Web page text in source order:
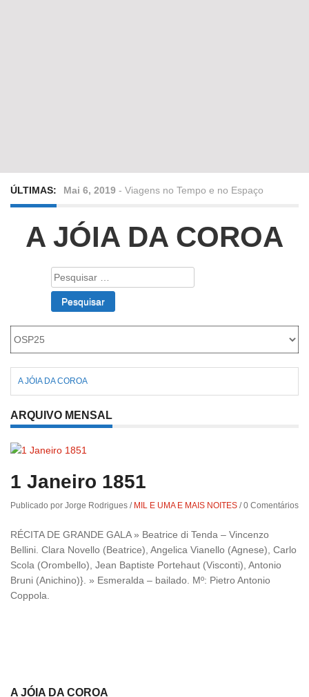
ÚLTIMAS: Mai 6, 2019 - Viagens no Tempo e no Espaço
Abr 24, 2019 -Diz-me a verdade a mentir
Fev 22, 2019
Roriz
A JÓIA DA COROA
Pesquisar
por:
A JÓIA DA COROA
ARQUIVO MENSAL
1 Janeiro 1851
Publicado por Jorge Rodrigues / MIL E UMA E MAIS NOITES /0 Comentários
RÉCITA DE GRANDE GALA » Beatrice di Tenda – Vincenzo
Bellini. Clara Novello (Beatrice), Angelica Vianello (Agnese), Carlo
Scola (Orombello), Jean Baptiste Portehaut (Visconti), Antonio
Bruni (Anichino)}. » Esmeralda – bailado. Mº: Pietro Antonio
Coppola.
A JÓIA DA COROA